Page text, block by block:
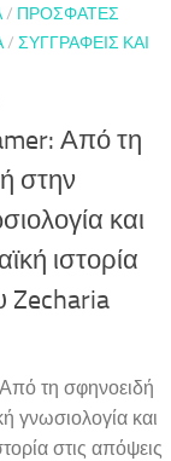
/ ΠΡΌΣΦΑΤΕΣ
/ ΣΥΓΓΡΑΦΕΊΣ ΚΑΙ
Από τη
στην
και
ιστορία
Zecharia
τη σφηνοειδή
γνωσιολογία και
στις απόψεις